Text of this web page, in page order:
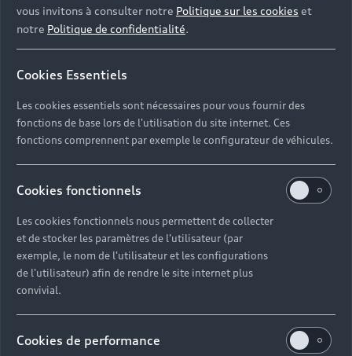
Par chat en ligne
direct à vos questions et vous conseillent sur vos projets.
Contactez-les dès maintenant depuis la bulle de chat en
vous invitons à consulter notre Politique sur les cookies et
notre Politique de confidentialité.
Cookies Essentiels
Les cookies essentiels sont nécessaires pour vous fournir des
fonctions de base lors de l'utilisation du site internet. Ces
fonctions comprennent par exemple le configurateur de véhicules.
Cookies fonctionnels
Les cookies fonctionnels nous permettent de collecter
et de stocker les paramètres de l'utilisateur (par
exemple, le nom de l'utilisateur et les configurations
de l'utilisateur) afin de rendre le site internet plus
convivial.
Cookies de performance